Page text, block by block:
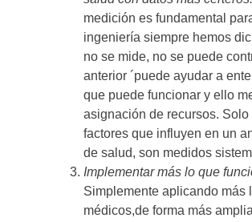
medición es fundamental
ingeniería siempre hemos
no se mide, no se puede
anterior ´puede ayudar a
que puede funcionar y ello
asignación de recursos.
factores que influyen en un
de salud, son medidos
Implementar más lo que
Simplemente aplicando más
médicos,de forma más